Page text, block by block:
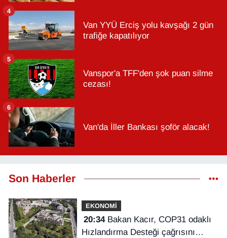
Van YYÜ Erciş yolu kavşağı 2 gün
trafiğe kapatılıyor
4
Vanspor'a TFF'den şok puan silme
cezası!
5
Van'da İller Bankası şoför alacak!
6
Son Haberler
EKONOMİ
20:34Bakan Kacır, COP31 odaklı
Hızlandırma Desteği çağrısını